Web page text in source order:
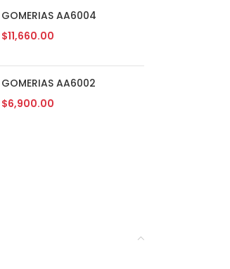
GOMERIAS AA6004
$11,660.00
GOMERIAS AA6002
$6,900.00